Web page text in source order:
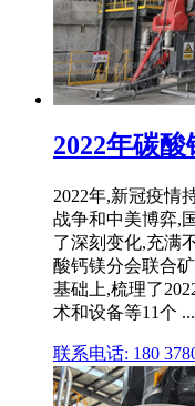
2022年碳
2022年,新冠疫情
战争和中美博弈,
了深刻变化,充满
酸钙镁分会联合
基础上,梳理了
术和设备等11个 ...
联系电话: 180